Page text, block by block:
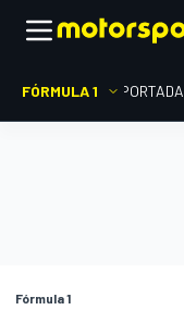
FÓRMULA 1 PORTADA
Fórmula 1